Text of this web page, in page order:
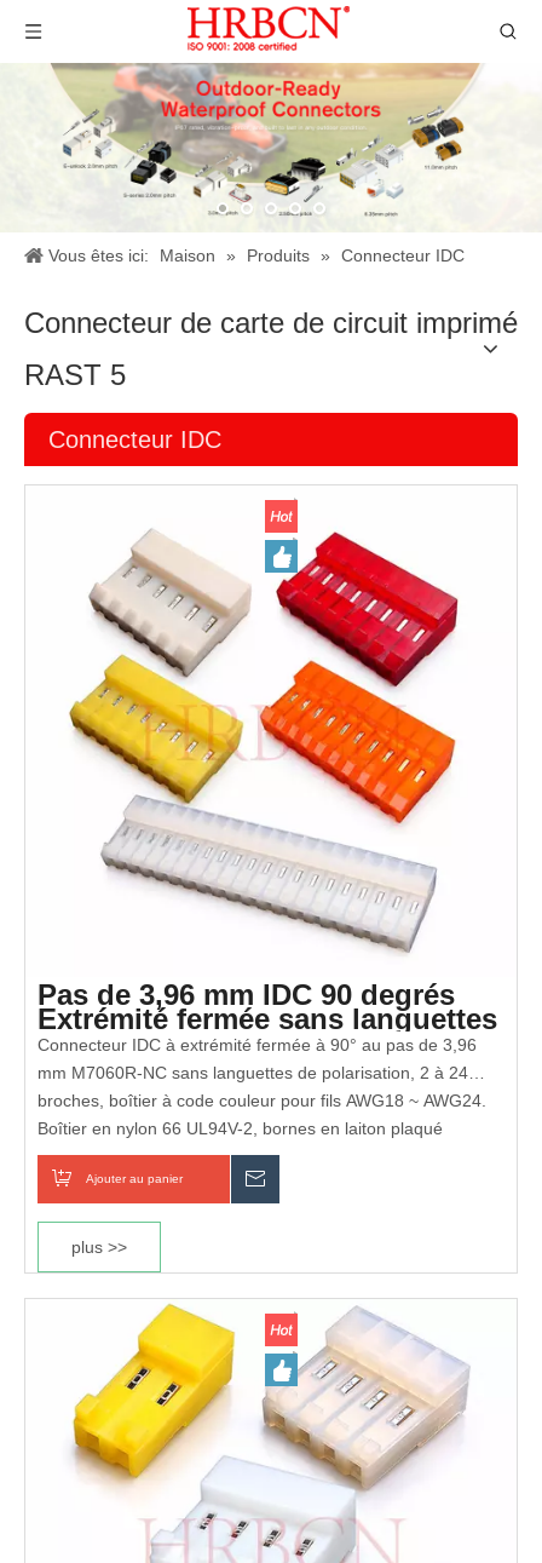
Vous êtes ici: Maison » Produits » Connecteur IDC
Connecteur de carte de circuit imprimé
RAST 5
Connecteur IDC
Pas de 3,96 mm IDC 90 degrés
Extrémité fermée sans languettes
polarisantes
Connecteur IDC à extrémité fermée à 90° au pas de 3,96
mm M7060R-NC sans languettes de polarisation, 2 à 24
broches, boîtier à code couleur pour fils AWG18 ~ AWG24.
Boîtier en nylon 66 UL94V-2, bornes en laiton plaqué
étain/or, indice 5A 600V. Connecteur fil à fil et fil à carte
économique pour les appareils électroménagers et
Entièrement conforme RoHS et REACH
Ajouter au panier
plus >>